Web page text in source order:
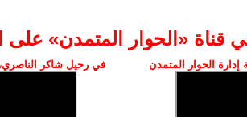
قناة ‫«الحوار المتمدن» على
الحوار المتمدن في رحيل شاكر